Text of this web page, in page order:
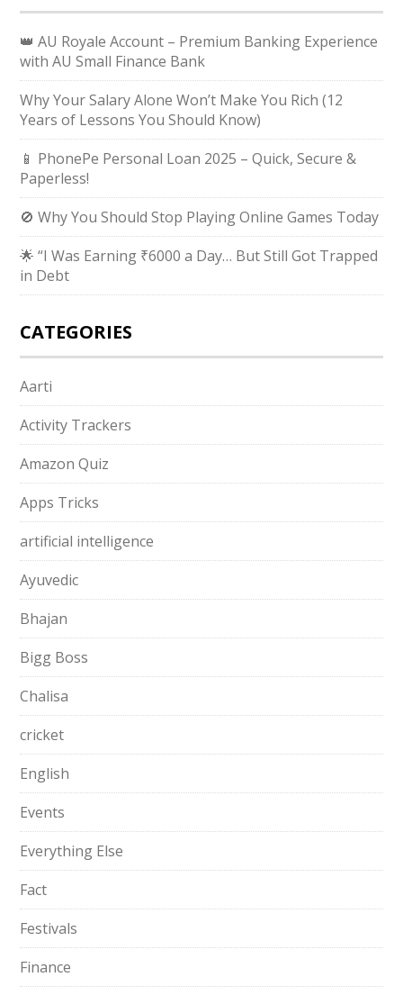
👑 AU Royale Account – Premium Banking Experience
with AU Small Finance Bank
Why Your Salary Alone Won’t Make You Rich (12
Years of Lessons You Should Know)
📱 PhonePe Personal Loan 2025 – Quick, Secure &
Paperless!
🚫 Why You Should Stop Playing Online Games Today
🌟 “I Was Earning ₹6000 a Day… But Still Got Trapped
in Debt
CATEGORIES
Aarti
Activity Trackers
Amazon Quiz
Apps Tricks
artificial intelligence
Ayuvedic
Bhajan
Bigg Boss
Chalisa
cricket
English
Events
Everything Else
Fact
Festivals
Finance